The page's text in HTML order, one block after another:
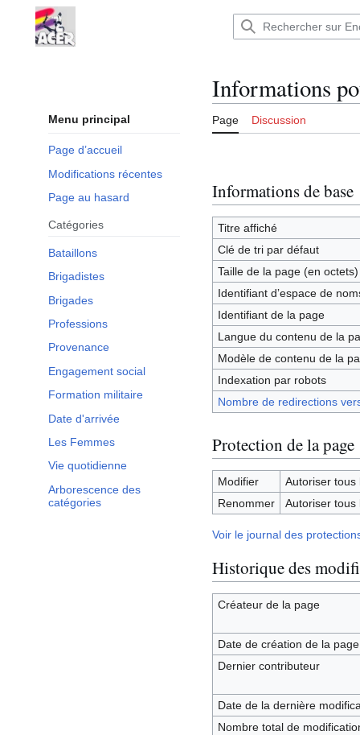
contenu
Encyclopédie : Brigades
Menu principal
Page d’accueil
Modifications récentes
Page au hasard
Catégories
Bataillons
Brigadistes
Brigades
Professions
Provenance
Engagement social
Formation militaire
Date d'arrivée
Les Femmes
Vie quotidienne
Arborescence des
catégories
Informations
Page Discussion
Informations de base
Titre affiché
Clé de tri par défaut
Taille de la page (en octets)
Identifiant dʼespace de
Identifiant de la page
Langue du contenu de la
Modèle de contenu de la
Indexation par robots
Nombre de redirections
Protection de la page
Modifier
Autoriser tous
Renommer
Autoriser tous
Voir le journal des
Historique des
Créateur de la page
Date de création de la page
Dernier contributeur
Date de la dernière
Nombre total de